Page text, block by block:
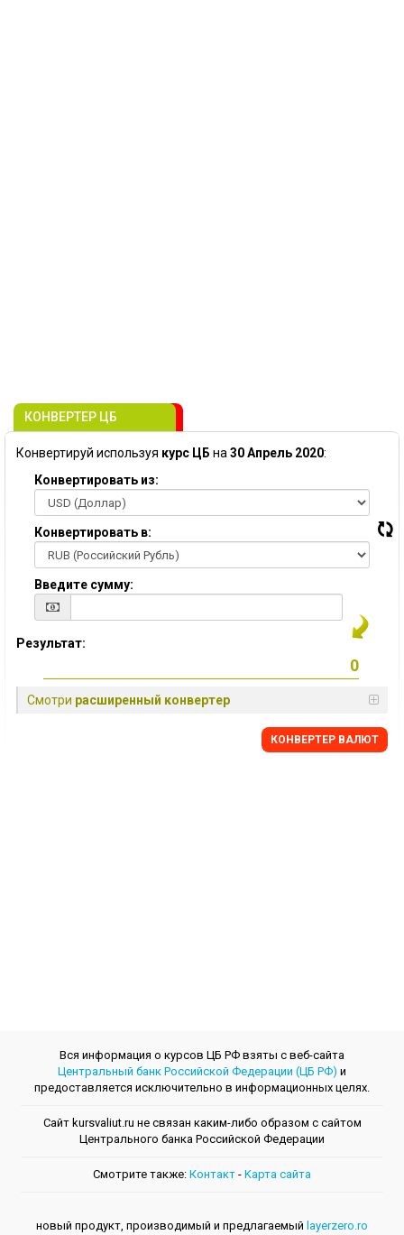
КОНВЕРТЕР ЦБ
Конвертируй используя курс ЦБ на 30 Апрель 2020:
Конвертировать из:
Конвертировать в:
Введите сумму:
Результат:
Смотри расширенный конвертер
КОНВЕРТЕР ВАЛЮТ
Вся информация о курсов ЦБ РФ взяты с веб-сайта
Центральный банк Российской Федерации (ЦБ РФ) и
предоставляется исключительно в информационных целях.
Сайт kursvaliut.ru не связан каким-либо образом с сайтом
Центрального банкa Российской Федерации
Смотрите также: Контакт - Kарта сайта
новый продукт, производимый и предлагаемый layerzero.ro